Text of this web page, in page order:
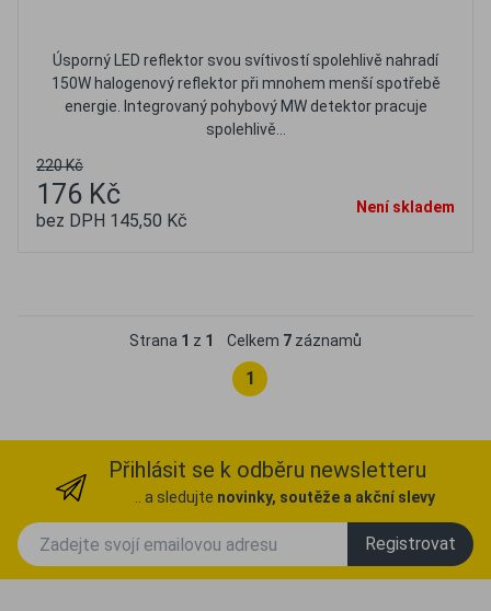
Úsporný LED reflektor svou svítivostí spolehlivě nahradí
150W halogenový reflektor při mnohem menší spotřebě
energie. Integrovaný pohybový MW detektor pracuje
spolehlivě...
220 Kč
176 Kč
bez DPH 145,50 Kč
Není skladem
Strana 1 z 1 Celkem 7 záznamů
1
Přihlásit se k odběru newsletteru
.. a sledujte novinky, soutěže a akční slevy
Registrovat